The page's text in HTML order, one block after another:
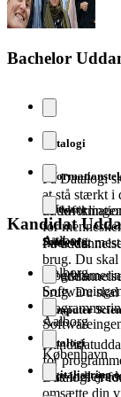
Bachelor
Datalogi
På Datalogi
at stå stærkt i
til
Aalborg
På
for
finde det
Aalborg
Software
På
brug. Du
Aalborg
Software
På
brug. Du
København
Kandidat
Computer
for
eller
Datalogi
Datalogi er
omsætte din
Digitalisering